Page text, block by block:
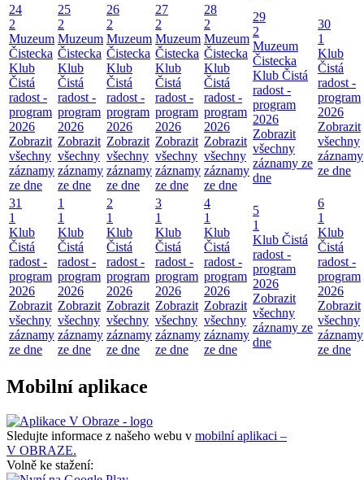
24
2
Muzeum
Čistecka
Klub
Čistá
radost -
program
2026
Zobrazit
všechny
záznamy
ze dne
25
2
Muzeum
Čistecka
Klub
Čistá
radost -
program
2026
Zobrazit
všechny
záznamy
ze dne
26
2
Muzeum
Čistecka
Klub
Čistá
radost -
program
2026
Zobrazit
všechny
záznamy
ze dne
27
2
Muzeum
Čistecka
Klub
Čistá
radost -
program
2026
Zobrazit
všechny
záznamy
ze dne
28
2
Muzeum
Čistecka
Klub
Čistá
radost -
program
2026
Zobrazit
všechny
záznamy
ze dne
29
2
Muzeum
Čistecka
Klub Čistá
radost -
program
2026
Zobrazit
všechny
záznamy ze
dne
30
1
Klub
Čistá
radost -
program
2026
Zobrazit
všechny
záznamy
ze dne
31
1
Klub
Čistá
radost -
program
2026
Zobrazit
všechny
záznamy
ze dne
1
1
Klub
Čistá
radost -
program
2026
Zobrazit
všechny
záznamy
ze dne
2
1
Klub
Čistá
radost -
program
2026
Zobrazit
všechny
záznamy
ze dne
3
1
Klub
Čistá
radost -
program
2026
Zobrazit
všechny
záznamy
ze dne
4
1
Klub
Čistá
radost -
program
2026
Zobrazit
všechny
záznamy
ze dne
5
1
Klub Čistá
radost -
program
2026
Zobrazit
všechny
záznamy ze
dne
6
1
Klub
Čistá
radost -
program
2026
Zobrazit
všechny
záznamy
ze dne
Mobilní aplikace
Sledujte informace z našeho webu v mobilní aplikaci –
V OBRAZE.
Volně ke stažení: